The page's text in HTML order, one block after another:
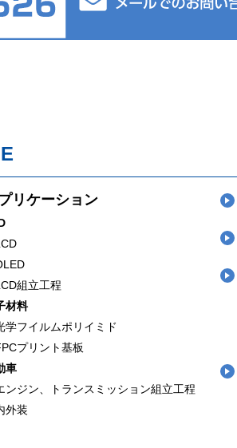
リケーション
組立工程
材料
学フイルムポリイミド
プリント基板
車
ンジン、トランスミッション組立工程
外装